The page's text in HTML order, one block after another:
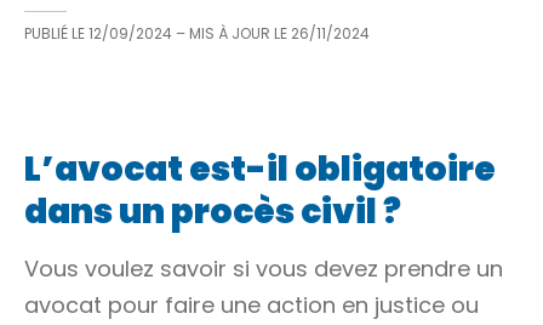
PUBLIÉ LE12/09/2024 – MIS À JOUR LE 26/11/2024
L’avocat est-il obligatoire
dans un procès civil ?
Vous voulez savoir si vous devez prendre un
avocat pour faire une action en justice ou